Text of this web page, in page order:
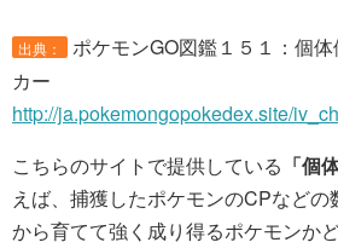
出典：
ポケモンGO図鑑１５１：個
カー
http://ja.pokemongopokedex.site/
こちらのサイトで提供している 「個
えば、捕獲したポケモンのCPなど
から育てて強く成り得るポケモンか